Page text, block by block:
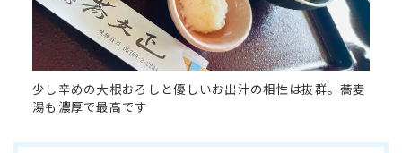
少し辛めの大根おろしと優しいお出汁の相性は抜群。蕎麦
湯も濃厚で最高です